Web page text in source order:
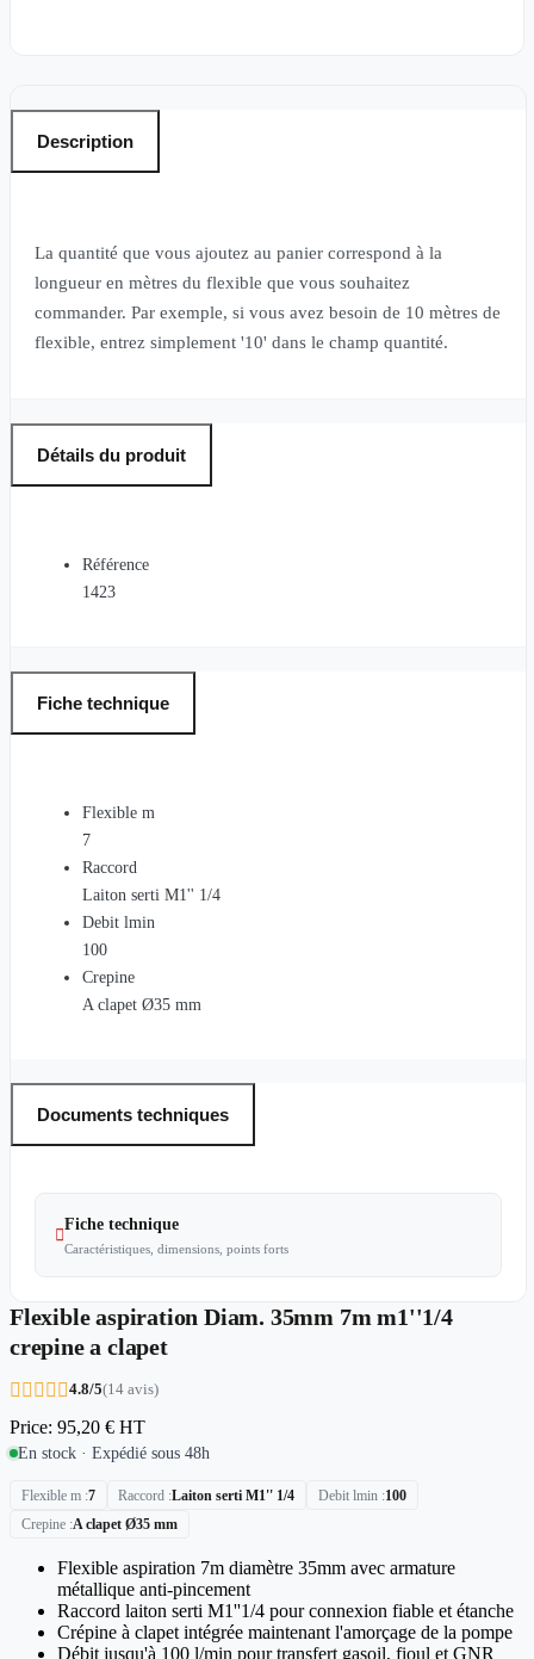
Description
La quantité que vous ajoutez au panier correspond à la
longueur en mètres du flexible que vous souhaitez
commander. Par exemple, si vous avez besoin de 10 mètres de
flexible, entrez simplement '10' dans le champ quantité.
Détails du produit
Référence
1423
Fiche technique
Flexible m
7
Raccord
Laiton serti M1'' 1/4
Debit lmin
100
Crepine
A clapet Ø35 mm
Documents techniques

Fiche technique
Caractéristiques, dimensions, points forts
Flexible aspiration Diam. 35mm 7m m1''1/4
crepine a clapet
    4.8/5(14 avis)
Price: 95,20 € HT
En stock · Expédié sous 48h
Flexible m 7 Raccord Laiton serti M1'' 1/4 Debit lmin 100
Crepine A clapet Ø35 mm
Flexible aspiration 7m diamètre 35mm avec armature
métallique anti-pincement
Raccord laiton serti M1''1/4 pour connexion fiable et étanche
Crépine à clapet intégrée maintenant l'amorçage de la pompe
Débit jusqu'à 100 l/min pour transfert gasoil, fioul et GNR